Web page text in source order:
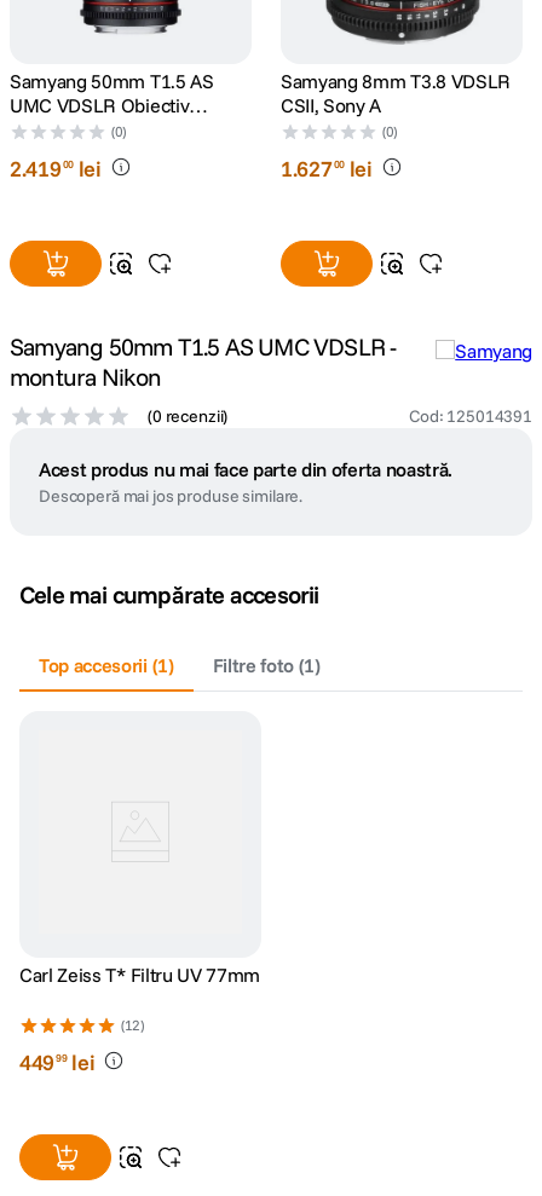
dji mic mini
9. dji osmo
10 . insta 360
Samyang 50mm T1.5 AS
UMC VDSLR Obiectiv
Cinematic Sony A
(0)
2.41900 lei
Samyang 8mm T3.8 VDSLR
CSII, Sony A
(0)
1.62700 lei
Samyang 50mm T1.5 AS UMC VDSLR -
montura Nikon
(0 recenzii) Cod: 125014391
Acest produs nu mai face parte din oferta noastră.
Descoperă mai jos produse similare.
Cele mai cumpărate accesorii
Top accesorii (1) Filtre foto (1)
Carl Zeiss T* Filtru UV 77mm
(12)
44999 lei